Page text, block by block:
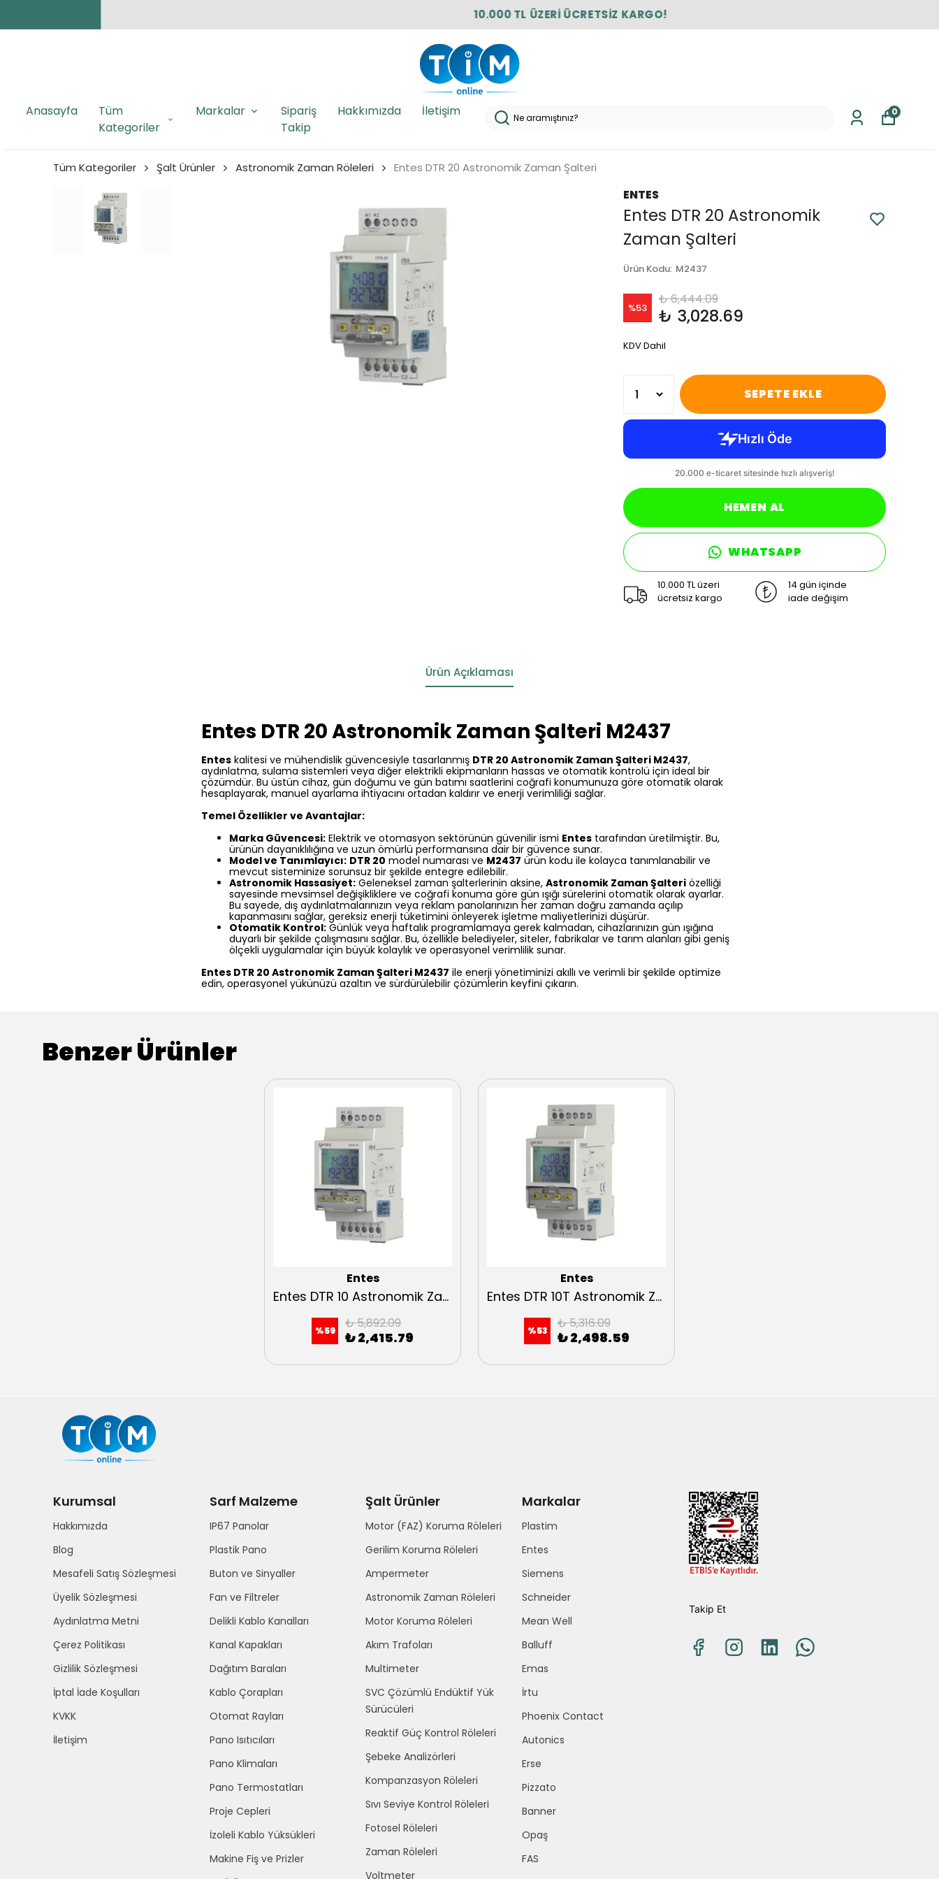
10.000 TL ÜZERİ ÜCRETSİZ KARGO!
Anasayfa
Tüm
Kategoriler
Markalar
Sipariş
Takip
Hakkımızda İletişim 0
Tüm Kategoriler Şalt Ürünler Astronomik Zaman Röleleri Entes DTR 20 Astronomik Zaman Şalteri
ENTES
Entes DTR 20 Astronomik
Zaman Şalteri
Ürün Kodu: M2437
%53
₺ 6,444.09
₺ 3,028.69
KDV Dahil
SEPETE EKLE
HEMEN AL
WHATSAPP
10.000 TL üzeri
ücretsiz kargo
14 gün içinde
iade değişim
Ürün Açıklaması
Entes DTR 20 Astronomik Zaman Şalteri M2437
Entes kalitesi ve mühendislik güvencesiyle tasarlanmış DTR 20 Astronomik Zaman Şalteri M2437,
aydınlatma, sulama sistemleri veya diğer elektrikli ekipmanların hassas ve otomatik kontrolü için ideal bir
çözümdür. Bu üstün cihaz, gün doğumu ve gün batımı saatlerini coğrafi konumunuza göre otomatik olarak
hesaplayarak, manuel ayarlama ihtiyacını ortadan kaldırır ve enerji verimliliği sağlar.
Temel Özellikler ve Avantajlar:
Marka Güvencesi: Elektrik ve otomasyon sektörünün güvenilir ismi Entes tarafından üretilmiştir. Bu,
ürünün dayanıklılığına ve uzun ömürlü performansına dair bir güvence sunar.
Model ve Tanımlayıcı: DTR 20 model numarası ve M2437 ürün kodu ile kolayca tanımlanabilir ve
mevcut sisteminize sorunsuz bir şekilde entegre edilebilir.
Astronomik Hassasiyet: Geleneksel zaman şalterlerinin aksine, Astronomik Zaman Şalteri özelliği
sayesinde mevsimsel değişikliklere ve coğrafi konuma göre gün ışığı sürelerini otomatik olarak ayarlar.
Bu sayede, dış aydınlatmalarınızın veya reklam panolarınızın her zaman doğru zamanda açılıp
kapanmasını sağlar, gereksiz enerji tüketimini önleyerek işletme maliyetlerinizi düşürür.
Otomatik Kontrol: Günlük veya haftalık programlamaya gerek kalmadan, cihazlarınızın gün ışığına
duyarlı bir şekilde çalışmasını sağlar. Bu, özellikle belediyeler, siteler, fabrikalar ve tarım alanları gibi geniş
ölçekli uygulamalar için büyük kolaylık ve operasyonel verimlilik sunar.
Entes DTR 20 Astronomik Zaman Şalteri M2437 ile enerji yönetiminizi akıllı ve verimli bir şekilde optimize
edin, operasyonel yükünüzü azaltın ve sürdürülebilir çözümlerin keyfini çıkarın.
Benzer Ürünler
Entes
Entes DTR 10 Astronomik Zaman Rölesi
%59 ₺ 5,892.09
₺ 2,415.79
Entes
Entes DTR 10T Astronomik Zaman Rölesi
%53 ₺ 5,316.09
₺ 2,498.59
Kurumsal
Hakkımızda
Blog
Mesafeli Satış Sözleşmesi
Üyelik Sözleşmesi
Aydınlatma Metni
Çerez Politikası
Gizlilik Sözleşmesi
İptal İade Koşulları
KVKK
İletişim
Sarf Malzeme
IP67 Panolar
Plastik Pano
Buton ve Sinyaller
Fan ve Filtreler
Delikli Kablo Kanalları
Kanal Kapakları
Dağıtım Baraları
Kablo Çorapları
Otomat Rayları
Pano Isıtıcıları
Pano Klimaları
Pano Termostatları
Proje Cepleri
İzoleli Kablo Yüksükleri
Makine Fiş ve Prizler
Şalt Ürünler
Motor (FAZ) Koruma Röleleri
Gerilim Koruma Röleleri
Ampermeter
Astronomik Zaman Röleleri
Motor Koruma Röleleri
Akım Trafoları
Multimeter
SVC Çözümlü Endüktif Yük
Sürücüleri
Reaktif Güç Kontrol Röleleri
Şebeke Analizörleri
Kompanzasyon Röleleri
Sıvı Seviye Kontrol Röleleri
Fotosel Röleleri
Zaman Röleleri
Voltmeter
Markalar
Plastim
Entes
Siemens
Schneider
Mean Well
Balluff
Emas
İrtu
Phoenix Contact
Autonics
Erse
Pizzato
Banner
Opaş
FAS
Takip Et